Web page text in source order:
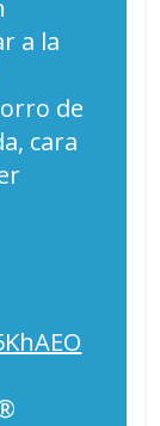
a la
de
cara